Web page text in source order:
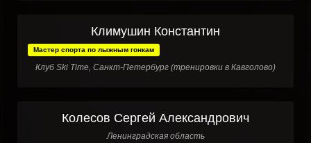
Климушин Константин
Мастер спорта по лыжным гонкам
Клуб Ski Time, Санкт-Петербург (тренировки в Кавголово)
Колесов Сергей Александрович
Ленинградская область